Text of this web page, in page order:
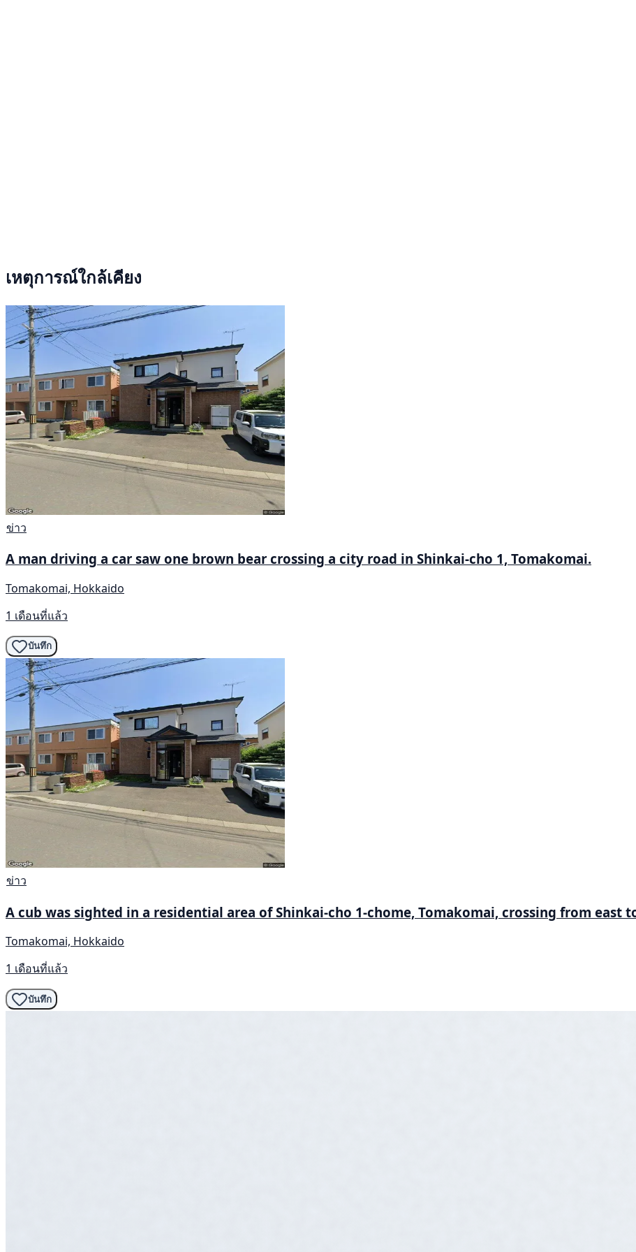
เหตุการณ์ใกล้เคียง
ข่าว
A man driving a car saw one brown bear crossing a city road in Shinkai-cho 1, Tomakomai.
Tomakomai, Hokkaido
1 เดือนที่แล้ว
บันทึก
ข่าว
A cub was sighted in a residential area of Shinkai-cho 1-chome, Tomakomai, crossing from east
Tomakomai, Hokkaido
1 เดือนที่แล้ว
บันทึก